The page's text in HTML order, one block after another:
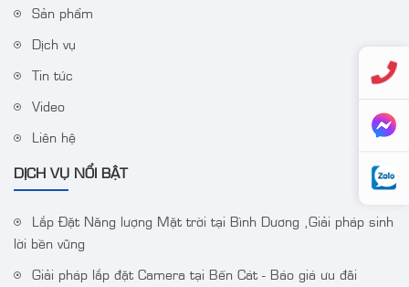
Camera IP Colorvu 2MP
HIKVISION DS-
2CD1027G0-LUF
J142I/NKS424W03H
Sản phẩm
Dịch vụ
Tin tức
Video
Liên hệ
DỊCH VỤ NỔI BẬT
Lắp Đặt Năng lượng Mặt trời tại Bình Dương ,Giải pháp sinh
lời bền vững
Giải pháp lắp đặt Camera tại Bến Cát - Báo giá ưu đãi